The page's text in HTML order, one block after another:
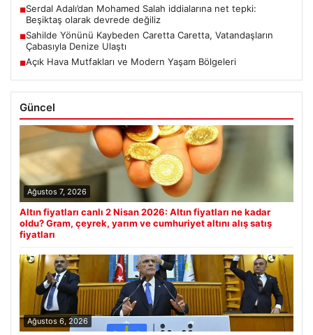
■Serdal Adalı’dan Mohamed Salah iddialarına net tepki:
Beşiktaş olarak devrede değiliz
■Sahilde Yönünü Kaybeden Caretta Caretta, Vatandaşların
Çabasıyla Denize Ulaştı
■Açık Hava Mutfakları ve Modern Yaşam Bölgeleri
Güncel
Ağustos 7, 2026
Altın fiyatları canlı 2 Nisan 2026: Altın fiyatları ne kadar
oldu? Gram, çeyrek, yarım ve cumhuriyet altını alış satış
fiyatları
Ağustos 6, 2026